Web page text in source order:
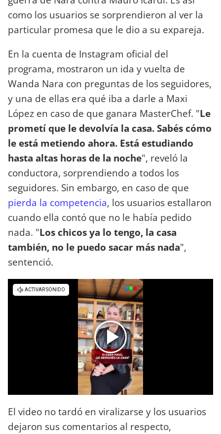
como los usuarios se sorprendieron al ver la
particular promesa que le dio a su expareja.
En la cuenta de Instagram oficial del
programa, mostraron un ida y vuelta de
Wanda Nara con preguntas de los seguidores,
y una de ellas era qué iba a darle a Maxi
López en caso de que ganara MasterChef. "Le
prometí que le devolvía la casa. Sabés cómo
le está metiendo ahora. Está estudiando
hasta altas horas de la noche", reveló la
conductora, sorprendiendo a todos los
seguidores. Sin embargo, en caso de que
pierda la competencia, los usuarios estallaron
cuando ella contó que no le había pedido
nada. "Los chicos ya lo tengo, la casa
también, no le puedo sacar más nada",
sentenció.
El video no tardó en viralizarse y los usuarios
dejaron sus comentarios al respecto,